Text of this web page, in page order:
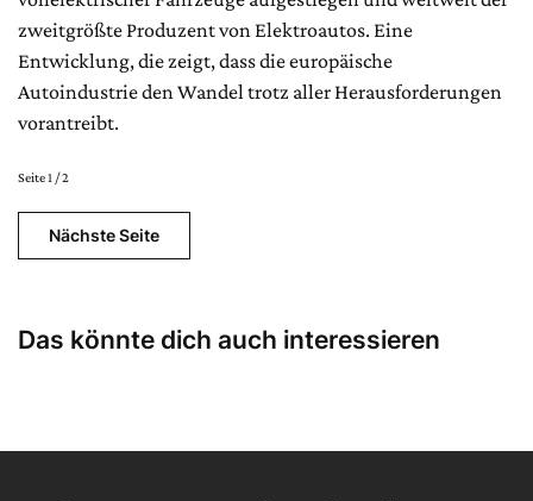
zweitgrößte Produzent von Elektroautos. Eine
Entwicklung, die zeigt, dass die europäische
Autoindustrie den Wandel trotz aller Herausforderungen
vorantreibt.
Seite 1 / 2
Nächste Seite
Das könnte dich auch interessieren